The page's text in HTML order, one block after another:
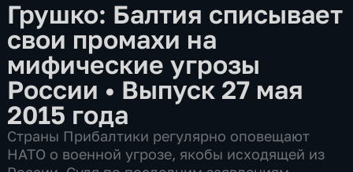
Грушко: Балтия списывает
свои промахи на
мифические угрозы
России • Выпуск 27 мая
2015 года
Страны Прибалтики регулярно оповещают
НАТО о военной угрозе, якобы исходящей из